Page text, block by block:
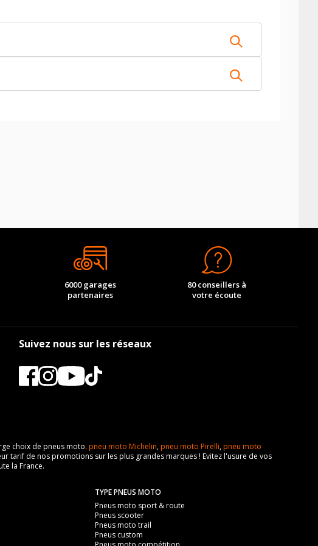
6000 garages
partenaires
80 conseillers à
votre écoute
Suivez nous sur les réseaux
choix de pneus moto. pneu moto Michelin,pneu moto Pirelli,pneu moto
tarif de nos promotions sur les plus grandes marques ! Evitez l'usure de vos
la France.
TYPE PNEUS MOTO
Pneus moto sport & route
Pneus scooter
Pneus moto trail
Pneus custom